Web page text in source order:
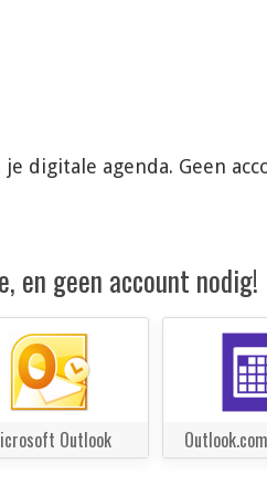
digitale agenda. Geen
en geen account nodig!
Outlook